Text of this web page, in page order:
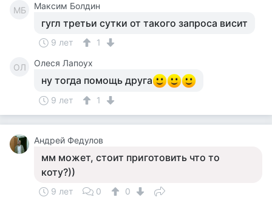
МБ Максим Болдин
гугл третьи сутки от такого запроса висит
9 лет 1
ОЛ Олеся Лапоух
ну тогда помощь друга
9 лет 1
Андрей Федулов
мм может, стоит приготовить что то
коту?))
9 лет 0 0